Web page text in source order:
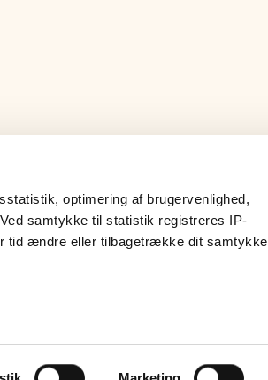
optimering af brugervenlighed,
samtykke til statistik registreres IP-
tid ændre eller tilbagetrække dit samtykke
Grypp skærmdeling